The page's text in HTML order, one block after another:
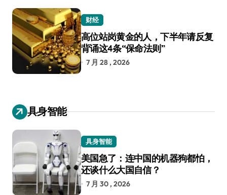
财经
高位站岗黄金的人，下半年请反复
背诵这4条“保命法则”
7 月 28 , 2026
具身智能
具身智能
美国急了：连中国的机器狗都怕，
还谈什么大国自信？
7 月 30 , 2026